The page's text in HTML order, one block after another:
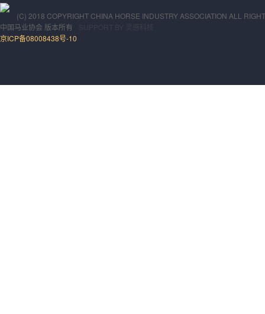
(C) 2018 COPYRIGHT CHINA HORSE INDUSTRY ASSOCIATION ALL
中国马业协会 版本所有
京ICP备08008438号-10